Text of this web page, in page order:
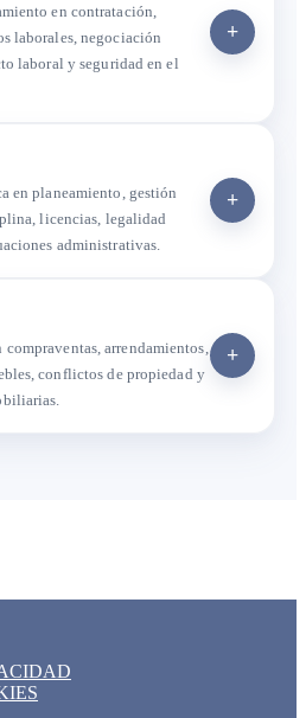
en contratación,
laborales, negociación
laboral y seguridad en el
+
en planeamiento, gestión
licencias, legalidad
administrativas.
+
compraventas, arrendamientos,
conflictos de propiedad y
+